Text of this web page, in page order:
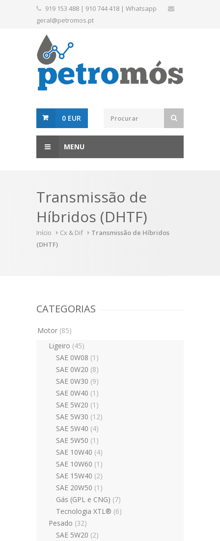
919 153 488 | 910 744 418 | Whatsapp
geral@petromos.pt
0 EUR
MENU
Transmissão de
Híbridos (DHTF)
Início Cx & Dif
Transmissão de Híbridos
(DHTF)
CATEGORIAS
Motor (85)
Ligeiro (45)
SAE 0W08 (1)
SAE 0W20 (8)
SAE 0W30 (9)
SAE 0W40 (1)
SAE 5W20 (1)
SAE 5W30 (12)
SAE 5W40 (4)
SAE 5W50 (1)
SAE 10W40 (4)
SAE 10W60 (1)
SAE 15W40 (2)
SAE 20W50 (1)
Gás (GPL e CNG) (7)
Tecnologia XTL® (6)
Pesado (32)
SAE 5W20 (2)